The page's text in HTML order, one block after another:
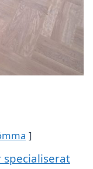
specialiserat